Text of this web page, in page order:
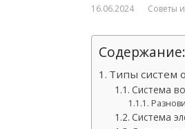
16.06.2024 Советы
Содержание:
Типы систем
Система
Система